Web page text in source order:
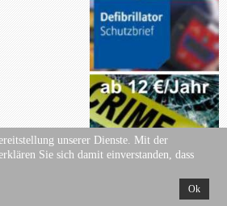
unserer Dienste. Mit der
Sie sich damit einverstanden, dass
Ok